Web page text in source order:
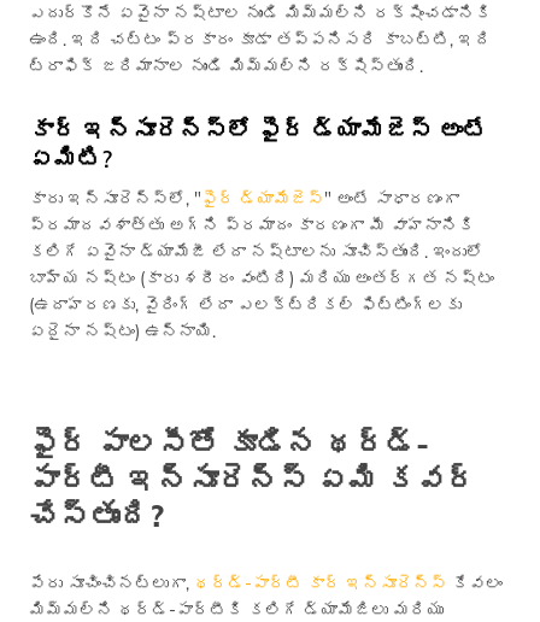
ఎదుర్కొనే ఏవైనా నష్టాల నుండి మిమ్మల్ని రక్షించడానికి
ఉంది. ఇది చట్టం ప్రకారం కూడా తప్పనిసరి కాబట్టి, ఇది
ట్రాఫిక్ జరిమానాల నుండి మిమ్మల్ని రక్షిస్తుంది.
కార్ ఇన్సూరెన్స్‌లో ఫైర్ డ్యామేజెస్ అంటే
ఏమిటి?
కారు ఇన్సూరెన్స్‌లో, "ఫైర్ డ్యామేజెస్" అంటే సాధారణంగా
ప్రమాదవశాత్తు అగ్ని ప్రమాదం కారణంగా మీ వాహనానికి
కలిగే ఏవైనా డ్యామేజీ లేదా నష్టాలను సూచిస్తుంది. ఇందులో
బాహ్య నష్టం (కారు శరీరం వంటిది) మరియు అంతర్గత నష్టం
(ఉదాహరణకు, వైరింగ్ లేదా ఎలక్ట్రికల్ ఫిట్టింగ్‌లకు
ఏదైనా నష్టం) ఉన్నాయి.
ఫైర్ పాలసీతో కూడిన థర్డ్-
పార్టీ ఇన్సూరెన్స్ ఏమి కవర్
చేస్తుంది?
పేరు సూచించినట్లుగా, థర్డ్-పార్టీ కార్ ఇన్సూరెన్స్ కేవలం
మిమ్మల్ని థర్డ్-పార్టీకి కలిగే డ్యామేజిలు మరియు